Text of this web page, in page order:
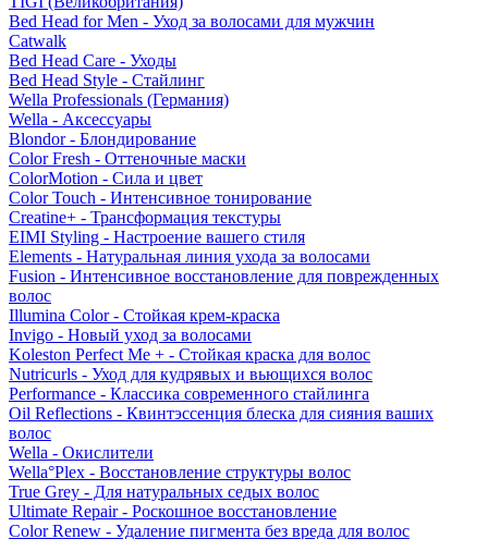
Bed Head for Men - Уход за волосами для мужчин
Catwalk
Bed Head Care - Уходы
Bed Head Style - Стайлинг
Wella Professionals (Германия)
Wella - Аксессуары
Blondor - Блондирование
Color Fresh - Оттеночные маски
ColorMotion - Сила и цвет
Color Touch - Интенсивное тонирование
Creatine+ - Трансформация текстуры
EIMI Styling - Настроение вашего стиля
Elements - Натуральная линия ухода за волосами
Fusion - Интенсивное восстановление для поврежденных
волос
Illumina Color - Стойкая крем-краска
Invigo - Новый уход за волосами
Koleston Perfect Me + - Стойкая краска для волос
Nutricurls - Уход для кудрявых и вьющихся волос
Performance - Классика современного стайлинга
Oil Reflections - Квинтэссенция блеска для сияния ваших
волос
Wella - Окислители
Wella°Plex - Восстановление структуры волос
True Grey - Для натуральных седых волос
Ultimate Repair - Роскошное восстановление
Color Renew - Удаление пигмента без вреда для волос